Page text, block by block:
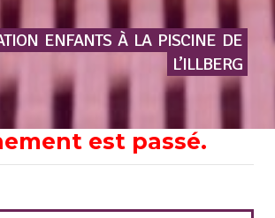
ENFANTS À LA PISCINE DE
L’ILLBERG
est passé.